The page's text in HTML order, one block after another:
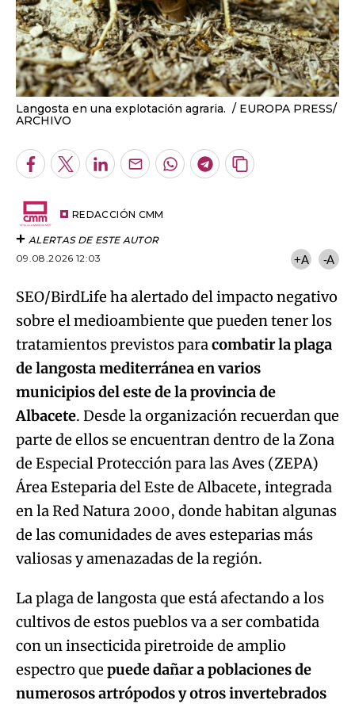
Langosta en una explotación agraria.
EUROPA PRESS/
ARCHIVO
Facebook
TwitterLinkedInEnviarWhatsapp
Telegram
Copiar
REDACCIÓN CMM
ALERTAS DE ESTE AUTOR
09.08.2026 12:03
+A -A
SEO/BirdLife ha alertado del impacto negativo
sobre el medioambiente que pueden tener los
tratamientos previstos paracombatir la plaga
de langosta mediterránea en varios
municipios del este de la provincia de
Albacete. Desde la organización recuerdan que
parte de ellos se encuentran dentro de la Zona
de Especial Protección para las Aves (ZEPA)
Área Esteparia del Este de Albacete, integrada
en la Red Natura 2000, donde habitan algunas
de las comunidades de aves esteparias más
valiosas y amenazadas de la región.
La plaga de langosta que está afectando a los
cultivos de estos pueblos va a ser combatida
con un insecticida piretroide de amplio
espectro que puede dañar a poblaciones de
numerosos artrópodos y otros invertebrados